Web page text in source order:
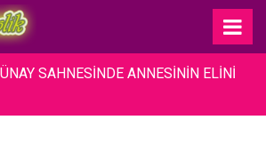
Umut Evirgen... BEBEKLERİNİN
AÇIKLADILAR!